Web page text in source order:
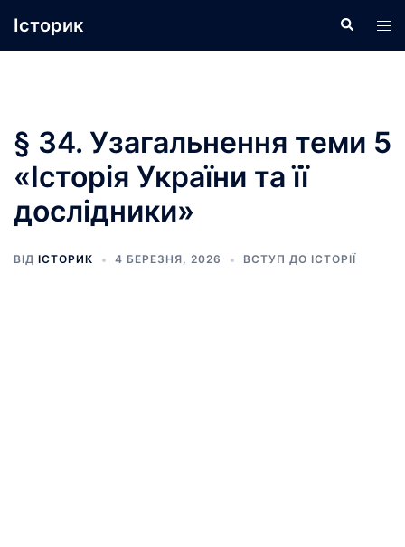
доІсторик Пошук
§ 34. Узагальнення теми 5
«Історія України та її
дослідники»
ВІД ІСТОРИК 4 БЕРЕЗНЯ, 2026 ВСТУП ДО ІСТОРІЇ